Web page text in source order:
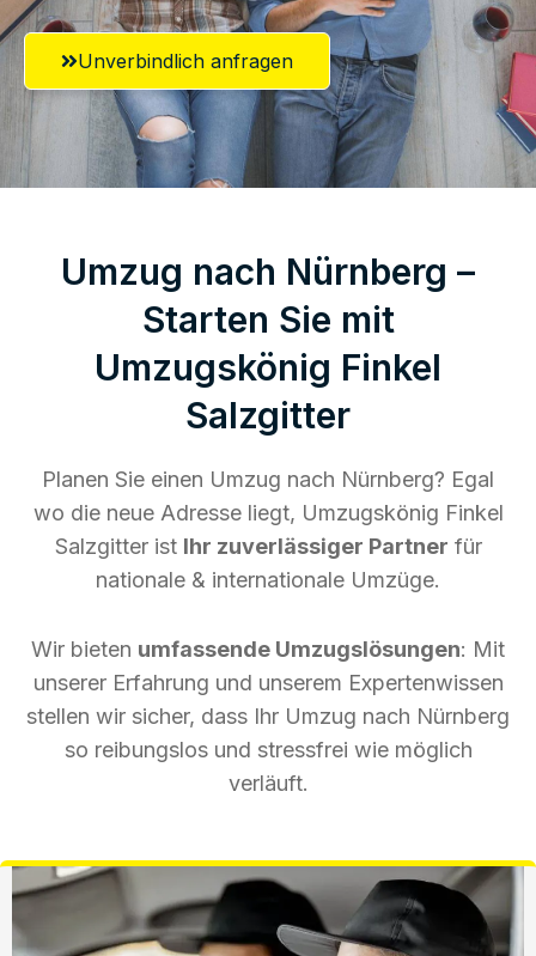
Unverbindlich anfragen
Umzug nach Nürnberg –
Starten Sie mit
Umzugskönig Finkel
Salzgitter
Planen Sie einen Umzug nach Nürnberg? Egal
wo die neue Adresse liegt, Umzugskönig Finkel
Salzgitter ist Ihr zuverlässiger Partner für
nationale & internationale Umzüge.
Wir bieten umfassende Umzugslösungen: Mit
unserer Erfahrung und unserem Expertenwissen
stellen wir sicher, dass Ihr Umzug nach Nürnberg
so reibungslos und stressfrei wie möglich
verläuft.